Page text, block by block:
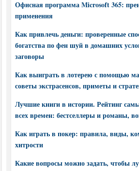
Офисная программа Microsoft 365:
применения
Как привлечь деньги: проверенные
богатства по фен шуй в домашних
заговоры
Как выиграть в лотерею с помощью
советы экстрасенсов, приметы и
Лучшие книги в истории. Рейтинг
всех времен: бестселлеры и романы,
Как играть в покер: правила, виды,
хитрости
Какие вопросы можно задать, чтобы